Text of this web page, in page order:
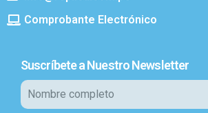
Comprobante Electrónico
Suscríbete a Nuestro Newsletter